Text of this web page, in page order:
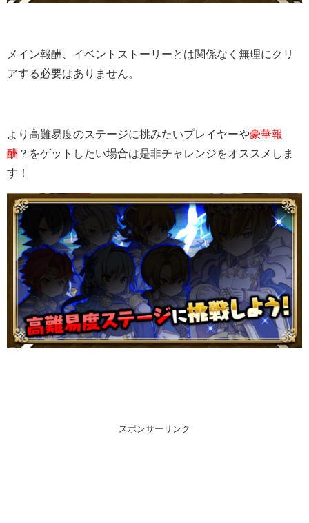
メイン報酬、イベントストーリーとは関係なく無理にクリ
アする必要はありません。
より高難易度のステージに挑みたいプレイヤーや豪華報
酬 ？をゲットしたい場合は是非チャレンジをオススメしま
す！
スポンサーリンク